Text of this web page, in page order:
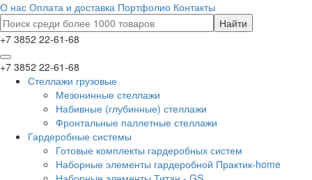
О нас Оплата и доставка Портфолио Контакты
+7 3852 22-61-68
+7 3852 22-61-68
Стеллажи грузовые
Мезонинные стеллажи
Набивные (глубинные) стеллажи
Фронтальные паллетные стеллажи
Гардеробные системы
Готовые комплекты гардеробных систем
Наборные элементы гардеробной Практик-home